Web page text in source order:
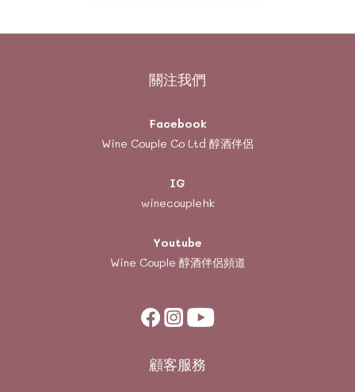
關注我們
Facebook
Wine Couple Co Ltd 醇酒伴侶
IG
winecouplehk
Youtube
Wine Couple 醇酒伴侶頻道
顧客服務